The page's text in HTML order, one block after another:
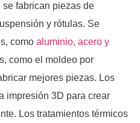
fabrican piezas de
y rótulas. Se
como aluminio, acero y
como el moldeo por
mejores piezas. Los
impresión 3D para crear
Los tratamientos térmicos